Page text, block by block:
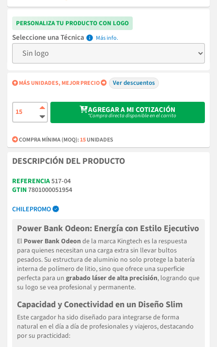
PERSONALIZA TU PRODUCTO CON LOGO
Técnica info
MÁS UNIDADES, MEJOR PRECIO Ver descuentos
AGREGAR A MI COTIZACIÓN
*Compra directa disponible en el carrito
COMPRA MÍNIMA (MOQ):15UNIDADES
DESCRIPCIÓN DEL PRODUCTO
REFERENCIA517-04
GTIN7801000051954
CHILEPROMO
Power Bank Odeon: Energía con Estilo Ejecutivo
El Power Bank Odeonde la marca Kingtech es la respuesta
para quienes necesitan una carga extra sin llevar bultos
pesados. Su estructura de aluminio no solo protege la batería
interna de polímero de litio, sino que ofrece una superficie
perfecta para un grabado láser de alta precisión, logrando que
su logo se vea profesional y permanente.
Capacidad y Conectividad en un Diseño Slim
Este cargador ha sido diseñado para integrarse de forma
natural en el día a día de profesionales y viajeros, destacando
por su practicidad: